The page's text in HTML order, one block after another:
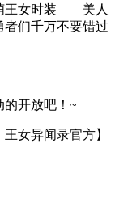
王女时装——美人
们千万不要错过
的开放吧！~
王女异闻录官方】